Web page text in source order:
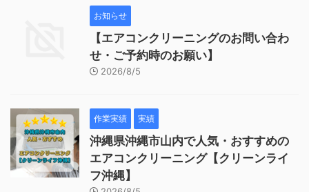
お知らせ
【エアコンクリーニングのお問い合わ
せ・ご予約時のお願い】
2026/8/5
作業実績 実績
沖縄県沖縄市山内で人気・おすすめの
エアコンクリーニング【クリーンライ
フ沖縄】